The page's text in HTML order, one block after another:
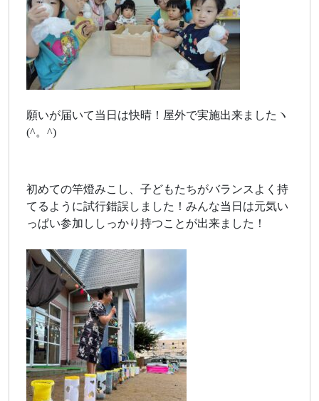
願いが届いて当日は快晴！屋外で実施出来ましたヽ
(^。^)
初めての竿燈みこし、子どもたちがバランスよく持
てるように試行錯誤しました！みんな当日は元気い
っぱい参加ししっかり持つことが出来ました！